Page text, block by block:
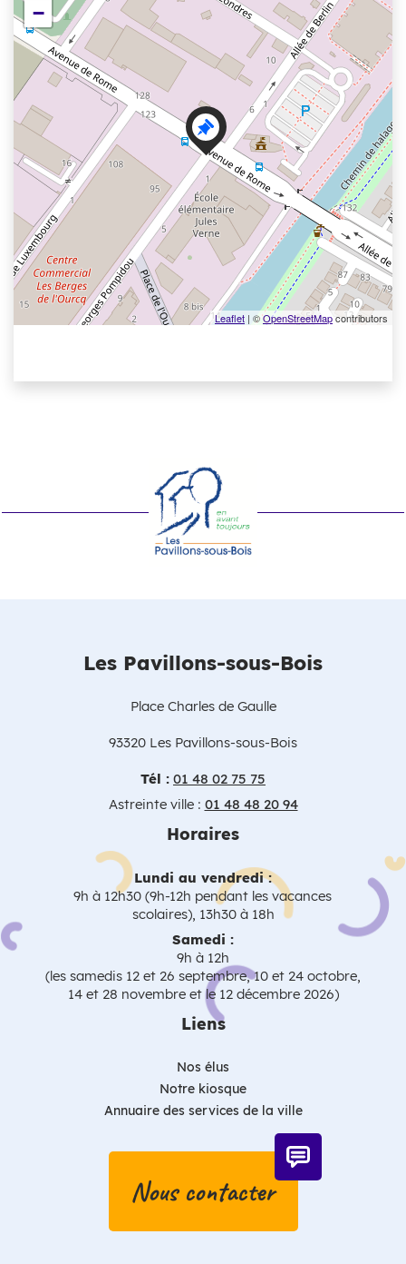
−
Leaflet | ©OpenStreetMapcontributors
Les Pavillons-sous-Bois
Place Charles de Gaulle
93320 Les Pavillons-sous-Bois
Tél : 01 48 02 75 75
Astreinte ville : 01 48 48 20 94
Horaires
Lundi au vendredi :
9h à 12h30 (9h-12h pendant les vacances
scolaires), 13h30 à 18h
Samedi :
9h à 12h
(les samedis 12 et 26 septembre, 10 et 24 octobre,
14 et 28 novembre et le 12 décembre 2026)
Liens
Nos élus
Notre kiosque
Annuaire des services de la ville
Nous contacter